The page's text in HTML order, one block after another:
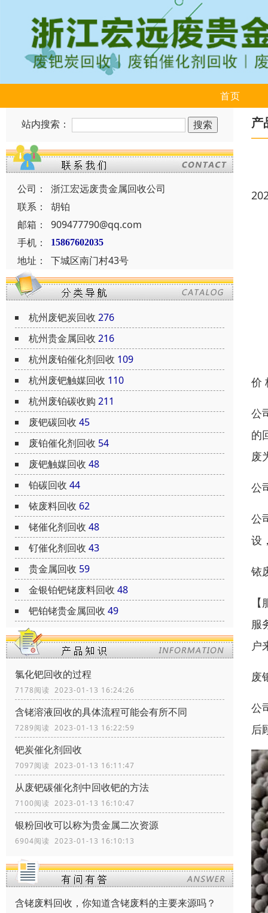
首页
站内搜索：
公司：
浙江宏远废贵金属回收公司
联系：
胡铂
邮箱：
909477790@qq.com
手机：
15867602035
地址： 下城区南门村43号
杭州废钯炭回收 276
杭州贵金属回收 216
杭州废铂催化剂回收 109
杭州废钯触媒回收 110
杭州废铂碳收购 211
废钯碳回收 45
废铂催化剂回收 54
废钯触媒回收 48
铂碳回收 44
铱废料回收 62
铑催化剂回收 48
钌催化剂回收 43
贵金属回收 59
金银铂钯铑废料回收 48
钯铂铑贵金属回收 49
氯化钯回收的过程
7178阅读 2023-01-13 16:24:26
含铑溶液回收的具体流程可能会有所不同
7289阅读 2023-01-13 16:22:59
钯炭催化剂回收
7097阅读 2023-01-13 16:11:47
从废钯碳催化剂中回收钯的方法
7100阅读 2023-01-13 16:10:47
银粉回收可以称为贵金属二次资源
6904阅读 2023-01-13 16:10:13
含铑废料回收，你知道含铑废料的主要来源吗？
产
价
公
的
废
公
公
设
铱
服
户
废
公
后